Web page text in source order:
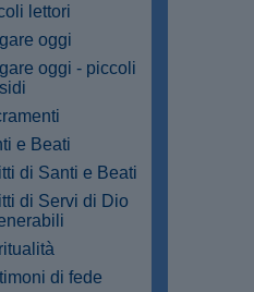
lettori
oggi
oggi - piccoli
e Beati
di Santi e Beati
di Servi di Dio
di fede